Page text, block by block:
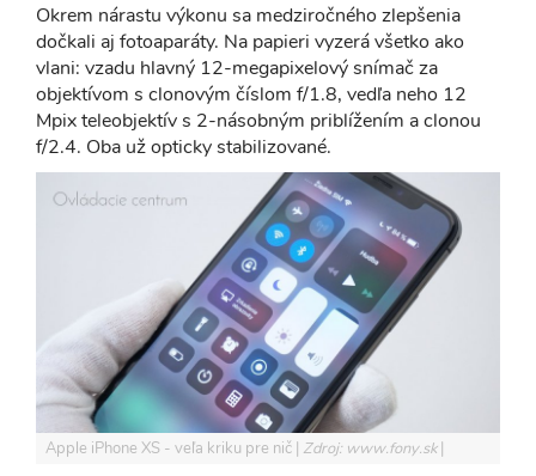
Okrem nárastu výkonu sa medziročného zlepšenia
dočkali aj fotoaparáty. Na papieri vyzerá všetko ako
vlani: vzadu hlavný 12-megapixelový snímač za
objektívom s clonovým číslom f/1.8, vedľa neho 12
Mpix teleobjektív s 2-násobným priblížením a clonou
f/2.4. Oba už opticky stabilizované.
Apple iPhone XS - veľa kriku pre nič Zdroj: www.fony.sk